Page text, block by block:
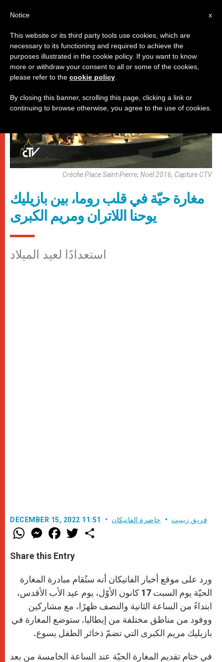
حاضرة الفاتيكان
Crèche Place Saint-Pierre, Noël 2016, Capture CTV
مغارة حيّة في قلب روما، بين بازيليك
يوحنا اللاتران ومريم الكبرى
استعدادًا لعيد الميلاد
DECEMBER 15, 2022 11:51 فريق زينيت حاضرة الفاتيكان
W
h
t
s
p
p
M
e
s
e
g
e
r
F
a
e
b
k
w
r
Share this Entry
ورد على موقع أخبار الفاتيكان أنه ستُقام مبادرة المغارة
الحيّة يوم السبت 17 كانون الأوّل، يوم عيد الأب الأقدس،
ابتداءً من الساعة الثانية والنصف ظهرًا، مع مشاركين
ووفود من مناطق مختلفة من إيطاليا. ستوضع المغارة في
بازيليك مريم الكبرى التي تضمّ ذخائر الطفل يسوع.
في ختام تقديم المغارة الحيّة عند الساعة الخامسة من بعد
x
Notice
This website or its third party tools use cookies, which are
necessary to its functioning and required to achieve the
purposes illustrated in the cookie policy. If you want to know
more or withdraw your consent to all or some of the cookies,
please refer to the cookie policy
By closing this banner, scrolling this page, clicking a link or
continuing to browse otherwise, you agree to the use of cookies.